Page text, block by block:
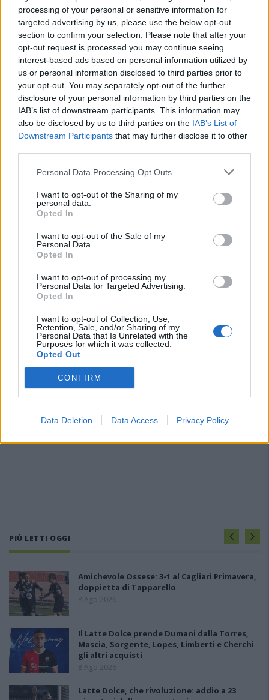
processing of your personal or sensitive information for
targeted advertising by us, please use the below opt-out
section to confirm your selection. Please note that after your
opt-out request is processed you may continue seeing
interest-based ads based on personal information utilized by
us or personal information disclosed to third parties prior to
your opt-out. You may separately opt-out of the further
disclosure of your personal information by third parties on the
IAB’s list of downstream participants. This information may
also be disclosed by us to third parties on the IAB’s List of
Downstream Participants that may further disclose it to other
Personal Data Processing Opt Outs
I want to opt-out of the Sharing of my
personal data.
Opted In
I want to opt-out of the Sale of my
Personal Data.
Opted In
I want to opt-out of processing my
Personal Data for Targeted Advertising.
Opted In
I want to opt-out of Collection, Use,
Retention, Sale, and/or Sharing of my
Personal Data that Is Unrelated with the
Purposes for which it was collected.
Opted Out
CONFIRM
Data Deletion Data Access Privacy Policy
31 Lug 2026
Il Carbonia non si iscrive, Meloni:
«Impossibilitati nel far fronte alle vertenze
dei giocatori»
31 Lug 2026
PIÙ LETTI OGGI
Amichevole Ossese: 3-1 al Cagliari Primavera,
doppietta di Tapparello
8 Ago 2026
Il Latte Dolce prende Dumani dalla Torres,
Mascia, Sorgente, Lopes, Limberti e Cherchi
gli altri acquisti
8 Ago 2026
Latte Dolce, che rivoluzione: addio a 23